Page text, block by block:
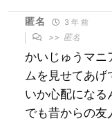
匿名 3 年 前
>> 匿名
かいじゅうマニ
ムを見せてあげ
いか心配にな
でも昔からの友